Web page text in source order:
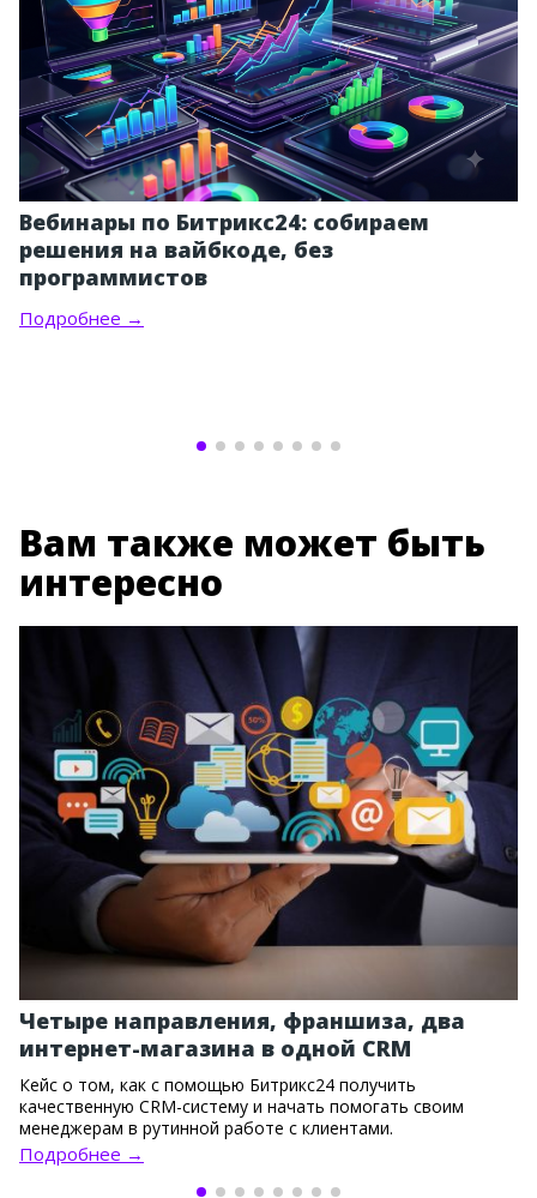
Вебинары по Битрикс24: собираем
решения на вайбкоде, без
программистов
Подробнее →
Вам также может быть
интересно
Четыре направления, франшиза, два
интернет-магазина в одной CRM
Кейс о том, как с помощью Битрикс24 получить
качественную CRM-систему и начать помогать своим
менеджерам в рутинной работе с клиентами.
Подробнее →